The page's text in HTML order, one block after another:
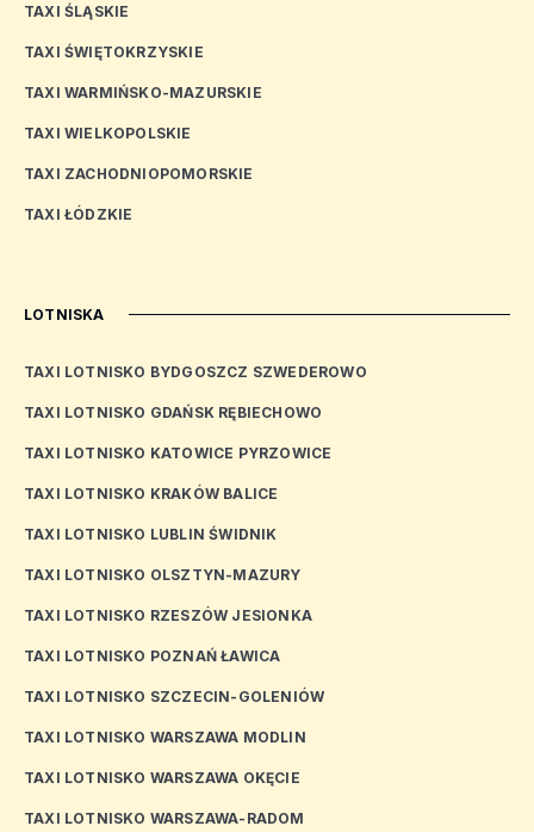
TAXI ŚLĄSKIE
TAXI ŚWIĘTOKRZYSKIE
TAXI WARMIŃSKO-MAZURSKIE
TAXI WIELKOPOLSKIE
TAXI ZACHODNIOPOMORSKIE
TAXI ŁÓDZKIE
LOTNISKA
TAXI LOTNISKO BYDGOSZCZ SZWEDEROWO
TAXI LOTNISKO GDAŃSK RĘBIECHOWO
TAXI LOTNISKO KATOWICE PYRZOWICE
TAXI LOTNISKO KRAKÓW BALICE
TAXI LOTNISKO LUBLIN ŚWIDNIK
TAXI LOTNISKO OLSZTYN-MAZURY
TAXI LOTNISKO RZESZÓW JESIONKA
TAXI LOTNISKO POZNAŃ ŁAWICA
TAXI LOTNISKO SZCZECIN-GOLENIÓW
TAXI LOTNISKO WARSZAWA MODLIN
TAXI LOTNISKO WARSZAWA OKĘCIE
TAXI LOTNISKO WARSZAWA-RADOM